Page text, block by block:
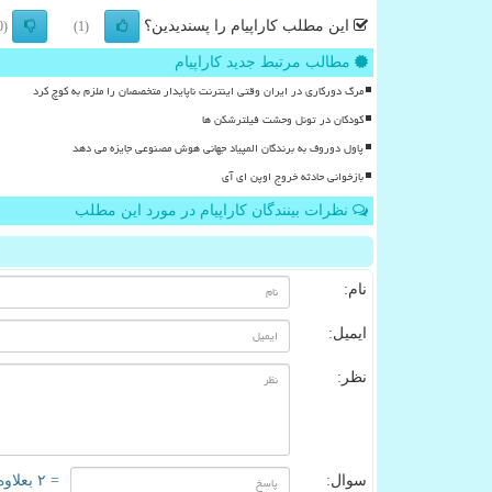
این مطلب کاراپیام را پسندیدین؟ (1)
(0)
مطالب مرتبط جدید کاراپیام
مرگ دورکاری در ایران وقتی اینترنت ناپایدار متخصصان را ملزم به کوچ کرد
کودکان در تونل وحشت فیلترشکن ها
پاول دوروف به برندگان المپیاد جهانی هوش مصنوعی جایزه می دهد
بازخوانی حادثه خروج اوپن ای آی
نظرات بینندگان کاراپیام در مورد این مطلب
نام:
ایمیل:
نظر:
سوال: = ۲ بعلاوه ۲